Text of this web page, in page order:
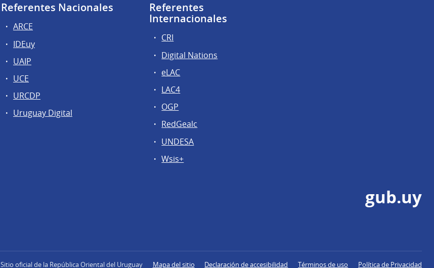
Referentes Nacionales
ARCE
IDEuy
UAIP
UCE
URCDP
Uruguay Digital
Referentes
Internacionales
CRI
Digital Nations
eLAC
LAC4
OGP
RedGealc
UNDESA
Wsis+
gub.uy
Sitio oficial de la República Oriental del Uruguay Mapa del sitio Declaración de accesibilidad Términos de uso Política de Privacidad